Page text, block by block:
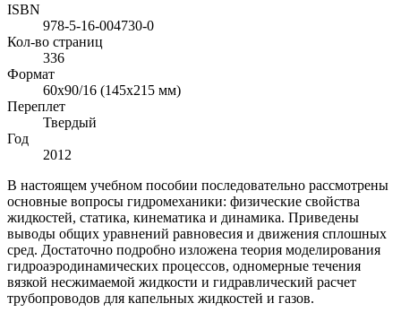
ISBN
978-5-16-004730-0
Кол-во страниц
336
Формат
60x90/16 (145x215 мм)
Переплет
Твердый
Год
2012
В настоящем учебном пособии последовательно рассмотрены
основные вопросы гидромеханики: физические свойства
жидкостей, статика, кинематика и динамика. Приведены
выводы общих уравнений равновесия и движения сплошных
сред. Достаточно подробно изложена теория моделирования
гидроаэродинамических процессов, одномерные течения
вязкой несжимаемой жидкости и гидравлический расчет
трубопроводов для капельных жидкостей и газов.